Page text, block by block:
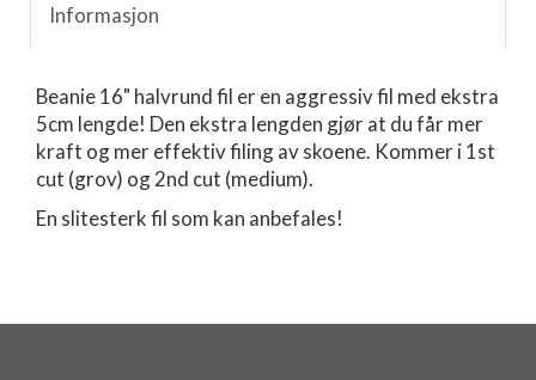
Informasjon
Beanie 16" halvrund fil er en aggressiv fil med ekstra
5cm lengde! Den ekstra lengden gjør at du får mer
kraft og mer effektiv filing av skoene. Kommer i 1st
cut (grov) og 2nd cut (medium).
En slitesterk fil som kan anbefales!